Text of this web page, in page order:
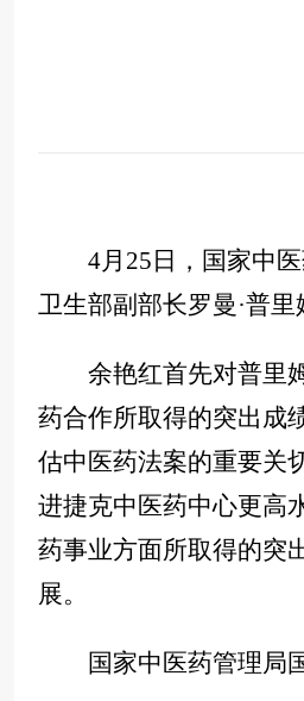
4月25日，国家中医
卫生部副部长罗曼·普里
余艳红首先对普里姆
药合作所取得的突出成
估中医药法案的重要关
进捷克中医药中心更高
药事业方面所取得的突
展。
国家中医药管理局国